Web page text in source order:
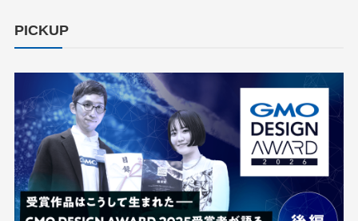
Designship developer DevRel
DevSecOpsThon Docker
Engineering Journey expert EXPERT CROSS
GMO AI＆ロボティクス商事 GMO AIR
GMO DESIGN AWARD GMO Developers Day
GMO Developers Night GMO Flatt Security
PICKUP